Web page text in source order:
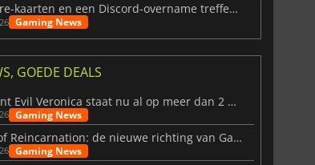
Malware-kaarten en een Discord-overname treffen Meccha Chameleon
Gaming News
GOEDE DEALS
Resident Evil Veronica staat nu al op meer dan 2 miljoen verlanglijstjes
Gaming News
Beast of Reincarnation: de nieuwe richting van Game Freak
Gaming News